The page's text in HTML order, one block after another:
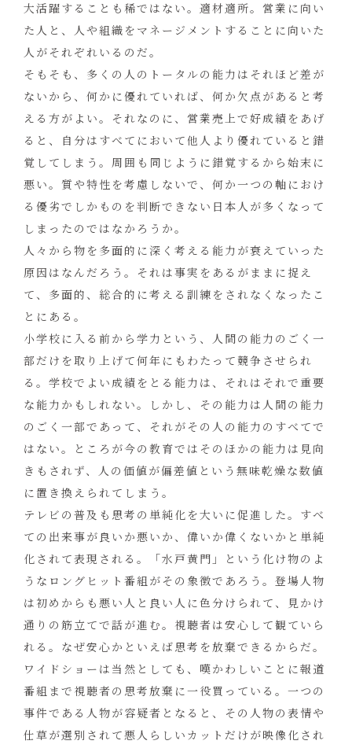
大活躍することも稀ではない。適材適所。営業に向い
た人と、人や組織をマネージメントすることに向いた
人がそれぞれいるのだ。
そもそも、多くの人のトータルの能力はそれほど差が
ないから、何かに優れていれば、何か欠点があると考
える方がよい。それなのに、営業売上で好成績をあげ
ると、自分はすべてにおいて他人より優れていると錯
覚してしまう。周囲も同じように錯覚するから始末に
悪い。質や特性を考慮しないで、何か一つの軸におけ
る優劣でしかものを判断できない日本人が多くなって
しまったのではなかろうか。
人々から物を多面的に深く考える能力が衰えていった
原因はなんだろう。それは事実をあるがままに捉え
て、多面的、総合的に考える訓練をされなくなったこ
とにある。
小学校に入る前から学力という、人間の能力のごく一
部だけを取り上げて何年にもわたって競争させられ
る。学校でよい成績をとる能力は、それはそれで重要
な能力かもしれない。しかし、その能力は人間の能力
のごく一部であって、それがその人の能力のすべてで
はない。ところが今の教育ではそのほかの能力は見向
きもされず、人の価値が偏差値という無味乾燥な数値
に置き換えられてしまう。
テレビの普及も思考の単純化を大いに促進した。すべ
ての出来事が良いか悪いか、偉いか偉くないかと単純
化されて表現される。「水戸黄門」という化け物のよ
うなロングヒット番組がその象徴であろう。登場人物
は初めからも悪い人と良い人に色分けられて、見かけ
通りの筋立てで話が進む。視聴者は安心して観ていら
れる。なぜ安心かといえば思考を放棄できるからだ。
ワイドショーは当然としても、嘆かわしいことに報道
番組まで視聴者の思考放棄に一役買っている。一つの
事件である人物が容疑者となると、その人物の表情や
仕草が選別されて悪人らしいカットだけが映像化され